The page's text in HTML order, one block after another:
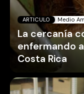
ARTICULO Medio
La cercanía
enfermando
Costa Rica